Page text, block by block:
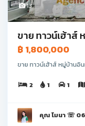
13
ขาย ทาวน์เฮ้าส์
฿ 1,800,000
ขาย ทาวน์เฮ้าส์ หมู่บ้านอิ
2 1 1
คุณ โมนา ☏